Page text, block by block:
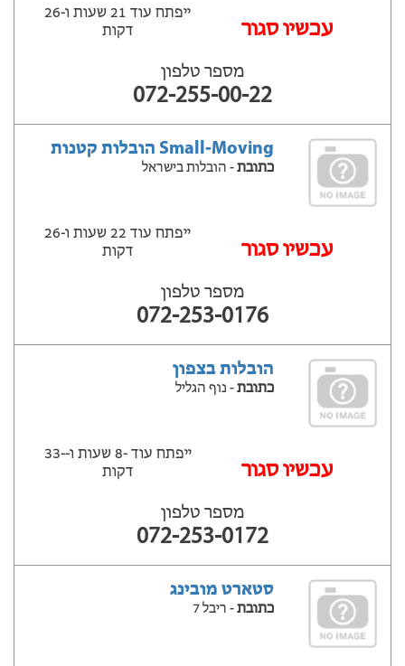
עכשיו סגור
ייפתח עוד 21 שעות ‫ו-26
דקות
מספר טלפון
072-255-00-22
Small-Moving הובלות קטנות
כתובת- הובלות בישראל
עכשיו סגור
ייפתח עוד 22 שעות ‫ו-26
דקות
מספר טלפון
072-253-0176
הובלות בצפון
כתובת- נוף הגליל
עכשיו סגור
ייפתח עוד -8 שעות ‫ו--33
דקות
מספר טלפון
072-253-0172
סטארט מובינג
כתובת- ריבל 7